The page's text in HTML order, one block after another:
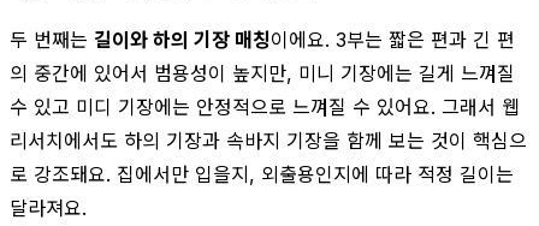
두 번째는 길이와 하의 기장 매칭이에요. 3부는 짧은 편과 긴 편
의 중간에 있어서 범용성이 높지만, 미니 기장에는 길게 느껴질
수 있고 미디 기장에는 안정적으로 느껴질 수 있어요. 그래서 웹
리서치에서도 하의 기장과 속바지 기장을 함께 보는 것이 핵심으
로 강조돼요. 집에서만 입을지, 외출용인지에 따라 적정 길이는
달라져요.